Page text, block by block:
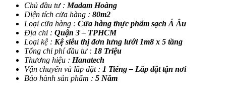
Chủ đầu tư : Madam Hoàng
Diện tích cửa hàng : 80m2
Loại cửa hàng : Cửa hàng thực phẩm sạch Á Âu
Địa chỉ : Quận 3 – TPHCM
Loại kệ : Kệ siêu thị đơn lưng lưới 1m8 x 5 tầng
Tổng chi phí đầu tư : 18 Triệu
Thương hiệu : Hanatech
Vận chuyển và lắp đặt : 1 Tiếng – Lắp đặt tận nơi
Bảo hành sản phẩm : 5 Năm